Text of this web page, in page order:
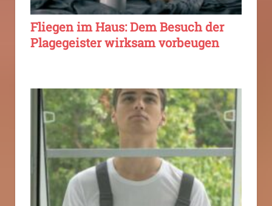
Fliegen im Haus: Dem Besuch der
Plagegeister wirksam vorbeugen